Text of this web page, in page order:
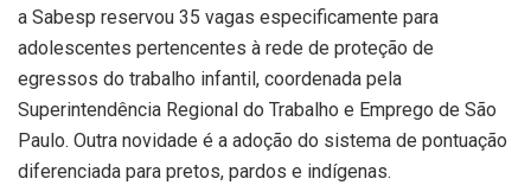
a Sabesp reservou 35 vagas especificamente para
adolescentes pertencentes à rede de proteção de
egressos do trabalho infantil, coordenada pela
Superintendência Regional do Trabalho e Emprego de São
Paulo. Outra novidade é a adoção do sistema de pontuação
diferenciada para pretos, pardos e indígenas.